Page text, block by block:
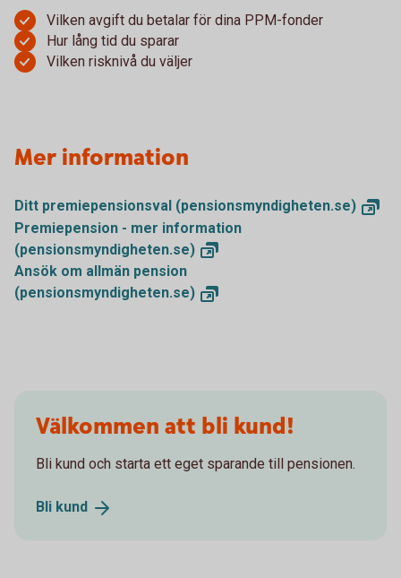
Vilken avgift du betalar för dina PPM-fonder
Hur lång tid du sparar
Vilken risknivå du väljer
Mer information
Ditt premiepensionsval (pensionsmyndigheten.se)
Premiepension - mer information
(pensionsmyndigheten.se)
Ansök om allmän pension
(pensionsmyndigheten.se)
Välkommen att bli kund!
Bli kund och starta ett eget sparande till pensionen.
Bli kund